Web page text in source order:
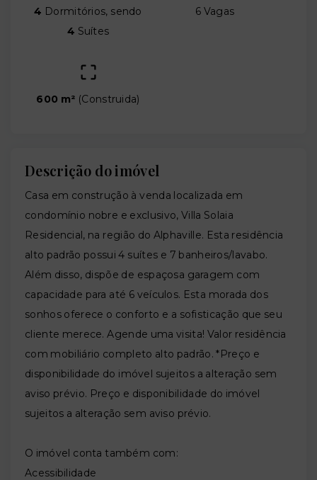
4 Dormitórios, sendo
4 Suítes
6 Vagas
600 m² (Construida)
Descrição do imóvel
Casa em construção à venda localizada em
condomínio nobre e exclusivo, Villa Solaia
Residencial, na região do Alphaville. Esta residência
alto padrão possui 4 suítes e 7 banheiros/lavabo.
Além disso, dispõe de espaçosa garagem com
capacidade para até 6 veículos. Esta morada dos
sonhos oferece o conforto e a sofisticação que seu
cliente merece. Agende uma visita! Valor residência
com mobiliário completo alto padrão. *Preço e
disponibilidade do imóvel sujeitos a alteração sem
aviso prévio. Preço e disponibilidade do imóvel
sujeitos a alteração sem aviso prévio.
O imóvel conta também com:
Acessibilidade